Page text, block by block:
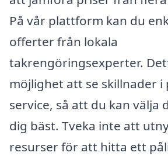
På vår plattform kan du
offerter från lokala
takrengöringsexperter.
möjlighet att se skillnader i
service, så att du kan välja
dig bäst. Tveka inte att
resurser för att hitta ett